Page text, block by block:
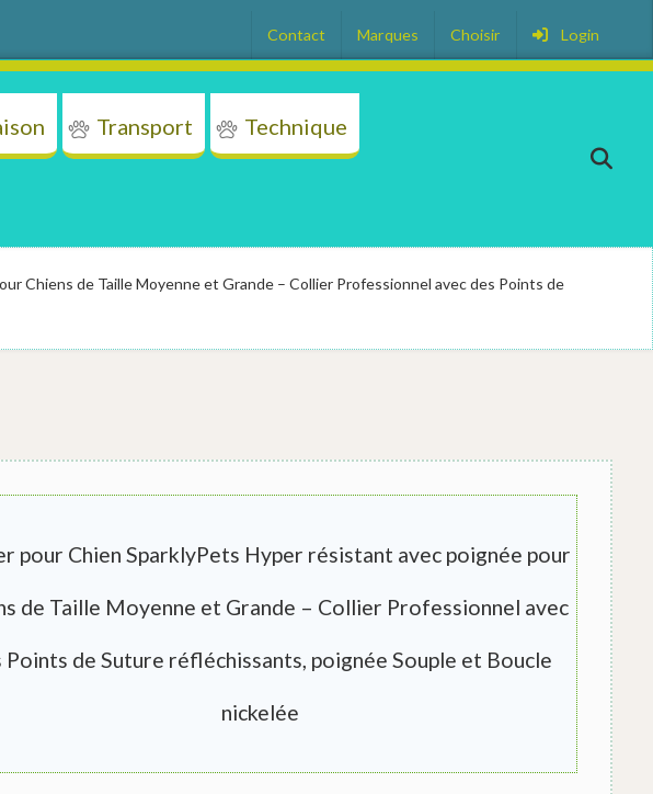
Contact Marques Choisir Login
Transport Technique
Chiens de Taille Moyenne et Grande – Collier Professionnel avec des Points de
pour Chien SparklyPets Hyper résistant avec poignée pour
de Taille Moyenne et Grande – Collier Professionnel avec
Points de Suture réfléchissants, poignée Souple et Boucle
nickelée